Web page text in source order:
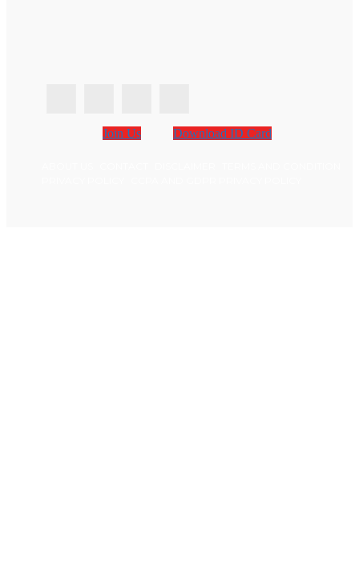
Join Us Download ID Card